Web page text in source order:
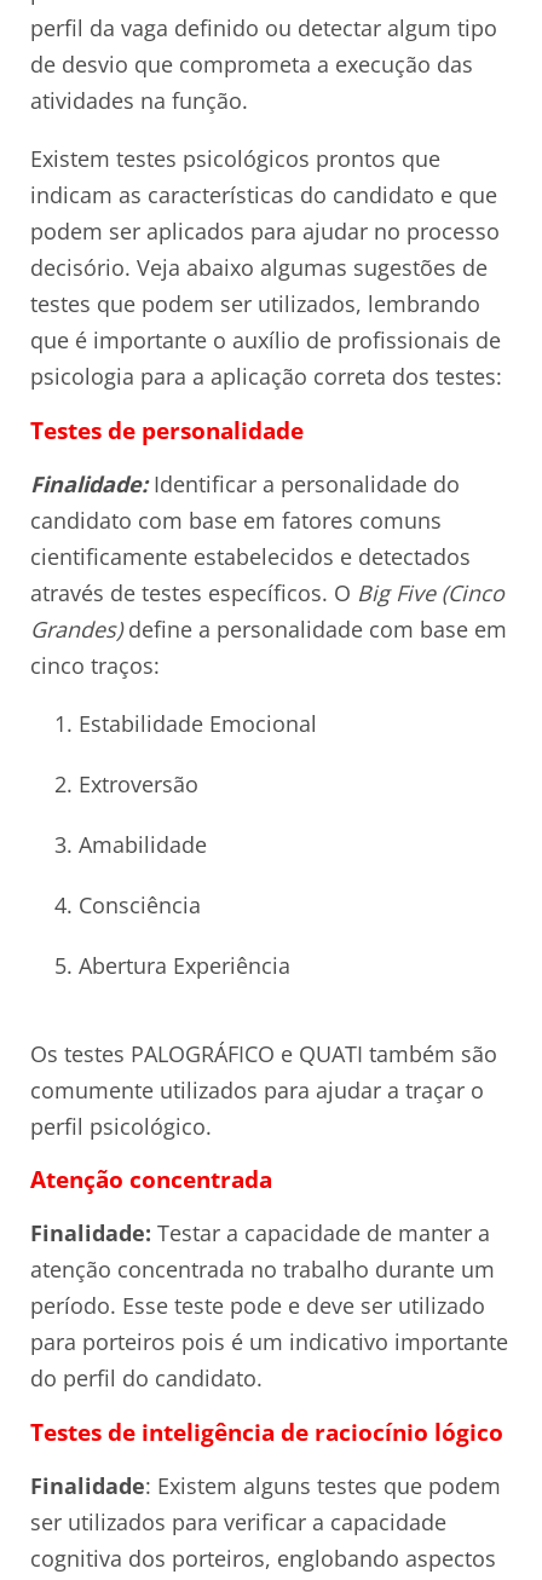
perfil da vaga definido ou detectar algum tipo
de desvio que comprometa a execução das
atividades na função.
Existem testes psicológicos prontos que
indicam as características do candidato e que
podem ser aplicados para ajudar no processo
decisório. Veja abaixo algumas sugestões de
testes que podem ser utilizados, lembrando
que é importante o auxílio de profissionais de
psicologia para a aplicação correta dos testes:
Testes de personalidade
Finalidade:Identificar a personalidade do
candidato com base em fatores comuns
cientificamente estabelecidos e detectados
através de testes específicos. O Big Five (Cinco
Grandes)define a personalidade com base em
cinco traços:
Estabilidade Emocional
Extroversão
Amabilidade
Consciência
Abertura Experiência
Os testes PALOGRÁFICO e QUATI também são
comumente utilizados para ajudar a traçar o
perfil psicológico.
Atenção concentrada
Finalidade: Testar a capacidade de manter a
atenção concentrada no trabalho durante um
período. Esse teste pode e deve ser utilizado
para porteiros pois é um indicativo importante
do perfil do candidato.
Testes de inteligência de raciocínio lógico
Finalidade: Existem alguns testes que podem
ser utilizados para verificar a capacidade
cognitiva dos porteiros, englobando aspectos